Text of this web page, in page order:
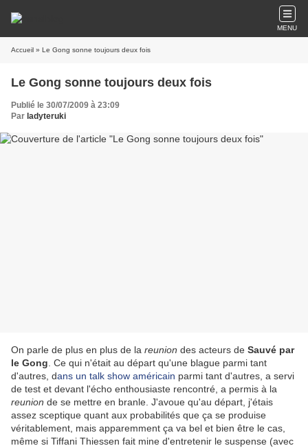
MENU
Accueil » Le Gong sonne toujours deux fois
Le Gong sonne toujours deux fois
Publié le 30/07/2009 à 23:09
Par ladyteruki
On parle de plus en plus de la reunion des acteurs de Sauvé par
le Gong . Ce qui n'était au départ qu'une blague parmi tant
d'autres, dans un talk show américain parmi tant d'autres, a servi
de test et devant l'écho enthousiaste rencontré, a permis à la
reunion de se mettre en branle. J'avoue qu'au départ, j'étais
assez sceptique quant aux probabilités que ça se produise
véritablement, mais apparemment ça va bel et bien être le cas,
même si Tiffani Thiessen fait mine d'entretenir le suspense (avec